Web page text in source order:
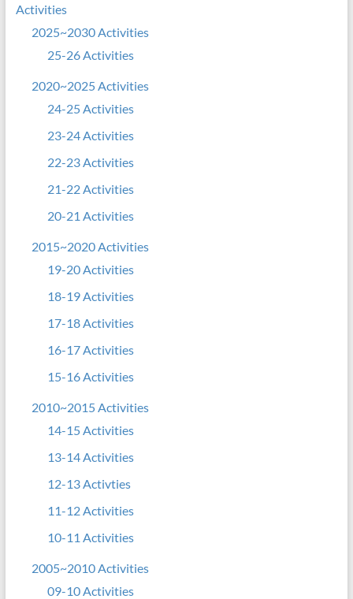
Activities
2025~2030 Activities
25-26 Activities
2020~2025 Activities
24-25 Activities
23-24 Activities
22-23 Activities
21-22 Activities
20-21 Activities
2015~2020 Activities
19-20 Activities
18-19 Activities
17-18 Activities
16-17 Activities
15-16 Activities
2010~2015 Activities
14-15 Activities
13-14 Activities
12-13 Activties
11-12 Activities
10-11 Activities
2005~2010 Activities
09-10 Activities